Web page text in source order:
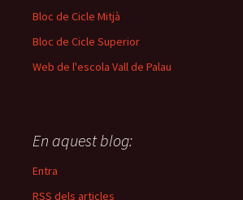
Bloc de Cicle Mitjà
Bloc de Cicle Superior
Web de l'escola Vall de Palau
En aquest blog:
Entra
RSS dels articles